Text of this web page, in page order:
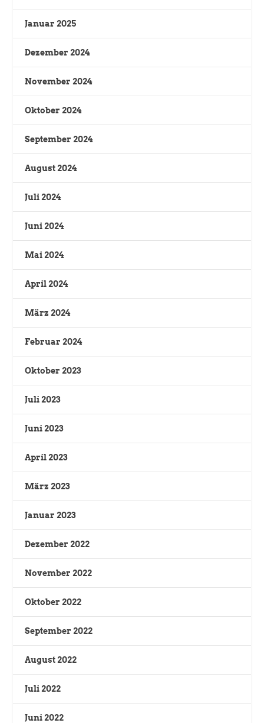
Januar 2025
Dezember 2024
November 2024
Oktober 2024
September 2024
August 2024
Juli 2024
Juni 2024
Mai 2024
April 2024
März 2024
Februar 2024
Oktober 2023
Juli 2023
Juni 2023
April 2023
März 2023
Januar 2023
Dezember 2022
November 2022
Oktober 2022
September 2022
August 2022
Juli 2022
Juni 2022